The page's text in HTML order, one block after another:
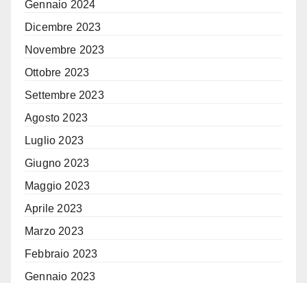
Gennaio 2024
Dicembre 2023
Novembre 2023
Ottobre 2023
Settembre 2023
Agosto 2023
Luglio 2023
Giugno 2023
Maggio 2023
Aprile 2023
Marzo 2023
Febbraio 2023
Gennaio 2023